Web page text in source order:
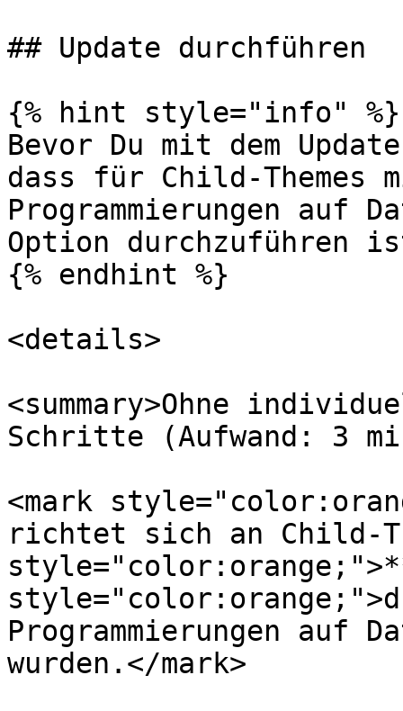
## Update durchführen
{% hint style="info" %}
Bevor Du mit dem
dass für Child-
Programmierungen auf
Option durchzuführen
{% endhint %}
<details>
<summary>Ohne
Schritte (Aufwand: 3
<mark
richtet sich an Child-
Programmierungen auf
wurden.</mark>